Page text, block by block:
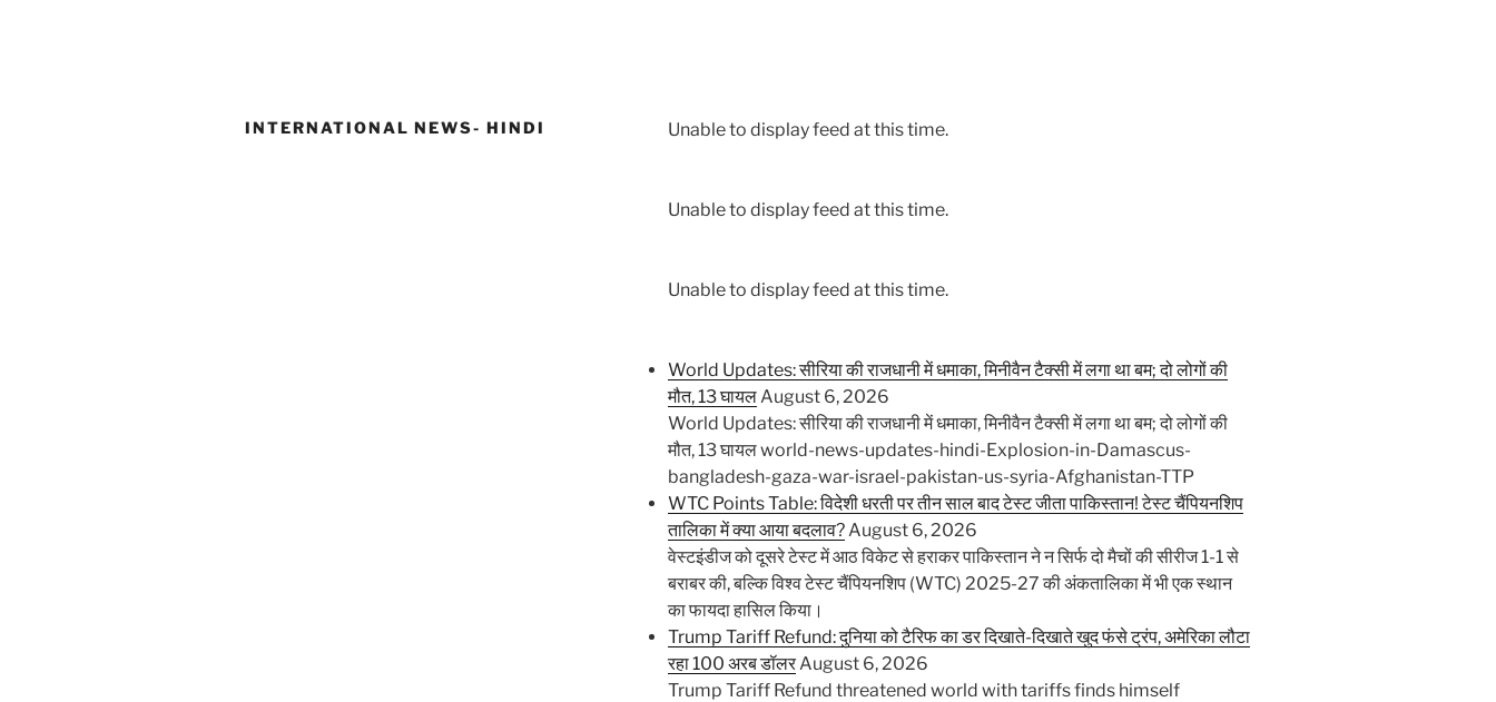
INTERNATIONAL NEWS- HINDI Unable to display feed at this time.
Unable to display feed at this time.
Unable to display feed at this time.
World Updates: सीरिया की राजधानी में धमाका, मिनीवैन टैक्सी में लगा था बम; दो लोगों की
मौत, 13 घायलAugust 6, 2026
World Updates: सीरिया की राजधानी में धमाका, मिनीवैन टैक्सी में लगा था बम; दो लोगों की
मौत, 13 घायल world-news-updates-hindi-Explosion-in-Damascus-
bangladesh-gaza-war-israel-pakistan-us-syria-Afghanistan-TTP
WTC Points Table: विदेशी धरती पर तीन साल बाद टेस्ट जीता पाकिस्तान! टेस्ट चैंपियनशिप
तालिका में क्या आया बदलाव?August 6, 2026
वेस्टइंडीज को दूसरे टेस्ट में आठ विकेट से हराकर पाकिस्तान ने न सिर्फ दो मैचों की सीरीज 1-1 से
बराबर की, बल्कि विश्व टेस्ट चैंपियनशिप (WTC) 2025-27 की अंकतालिका में भी एक स्थान
का फायदा हासिल किया।
Trump Tariff Refund: दुनिया को टैरिफ का डर दिखाते-दिखाते खुद फंसे ट्रंप, अमेरिका लौटा
रहा 100 अरब डॉलरAugust 6, 2026
Trump Tariff Refund threatened world with tariffs finds himself